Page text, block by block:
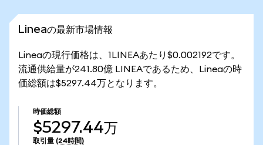
Lineaの最新市場情報
Lineaの現行価格は、1LINEAあたり$0.002192です。
流通供給量が241.80億 LINEAであるため、Lineaの時
価総額は$5297.44万となります。
時価総額
$5297.44万
取引量 (24時間)